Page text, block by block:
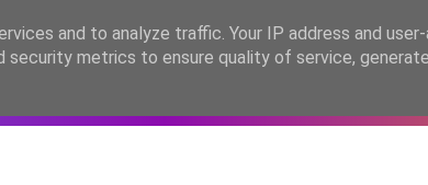
PORTUGAL LANÇAMENTOS
and to analyze traffic. Your IP address and
security metrics to ensure quality of service,